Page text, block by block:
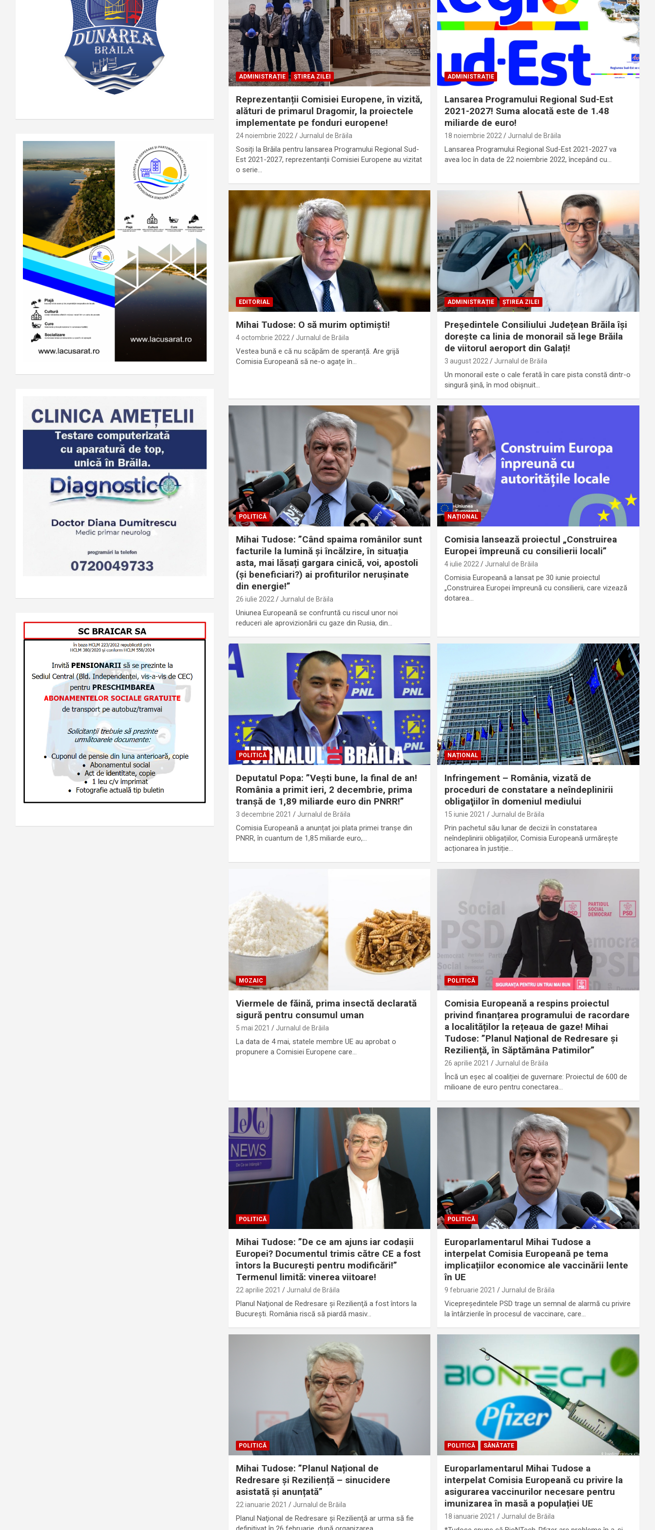
ADMINISTRAȚIE ȘTIREA ZILEI
Reprezentanții Comisiei Europene, în vizită,
alături de primarul Dragomir, la proiectele
implementate pe fonduri europene!
24 noiembrie 2022 Jurnalul de Brăila
Sosiți la Brăila pentru lansarea Programului Regional Sud-
Est 2021-2027, reprezentanții Comisiei Europene au vizitat
o serie…
ADMINISTRAȚIE
Lansarea Programului Regional Sud-Est
2021-2027! Suma alocată este de 1.48
miliarde de euro!
18 noiembrie 2022 Jurnalul de Brăila
Lansarea Programului Regional Sud-Est 2021-2027 va
avea loc în data de 22 noiembrie 2022, începând cu…
EDITORIAL
Mihai Tudose: O să murim optimiști!
4 octombrie 2022 Jurnalul de Brăila
Vestea bună e că nu scăpăm de speranță. Are grijă
Comisia Europeană să ne-o agațe în…
ADMINISTRAȚIE ȘTIREA ZILEI
Președintele Consiliului Județean Brăila își
dorește ca linia de monorail să lege Brăila
de viitorul aeroport din Galați!
3 august 2022 Jurnalul de Brăila
Un monorail este o cale ferată în care pista constă dintr-o
singură șină, în mod obișnuit…
POLITICĂ
Mihai Tudose: ”Când spaima românilor sunt
facturile la lumină și încălzire, în situația
asta, mai lăsați gargara cinică, voi, apostoli
(și beneficiari?) ai profiturilor nerușinate
din energie!”
26 iulie 2022 Jurnalul de Brăila
Uniunea Europeană se confruntă cu riscul unor noi
reduceri ale aprovizionării cu gaze din Rusia, din…
NAȚIONAL
Comisia lansează proiectul „Construirea
Europei împreună cu consilierii locali”
4 iulie 2022 Jurnalul de Brăila
Comisia Europeană a lansat pe 30 iunie proiectul
„Construirea Europei împreună cu consilierii, care vizează
dotarea…
POLITICĂ
Deputatul Popa: ”Vești bune, la final de an!
România a primit ieri, 2 decembrie, prima
tranșă de 1,89 miliarde euro din PNRR!”
3 decembrie 2021 Jurnalul de Brăila
Comisia Europeană a anunțat joi plata primei tranșe din
PNRR, în cuantum de 1,85 miliarde euro,…
NAȚIONAL
Infringement – România, vizată de
proceduri de constatare a neîndeplinirii
obligaţiilor în domeniul mediului
15 iunie 2021 Jurnalul de Brăila
Prin pachetul său lunar de decizii în constatarea
neîndeplinirii obligațiilor, Comisia Europeană urmărește
acționarea în justiție…
MOZAIC
Viermele de făină, prima insectă declarată
sigură pentru consumul uman
5 mai 2021 Jurnalul de Brăila
La data de 4 mai, statele membre UE au aprobat o
propunere a Comisiei Europene care…
POLITICĂ
Comisia Europeană a respins proiectul
privind finanțarea programului de racordare
a localităților la rețeaua de gaze! Mihai
Tudose: ”Planul Național de Redresare și
Reziliență, în Săptămâna Patimilor”
26 aprilie 2021 Jurnalul de Brăila
Încă un eșec al coaliției de guvernare: Proiectul de 600 de
milioane de euro pentru conectarea…
POLITICĂ
Mihai Tudose: ”De ce am ajuns iar codaşii
Europei? Documentul trimis către CE a fost
întors la Bucureşti pentru modificări!”
Termenul limită: vinerea viitoare!
22 aprilie 2021 Jurnalul de Brăila
Planul Naţional de Redresare şi Rezilienţă a fost întors la
Bucureşti. România riscă să piardă masiv…
POLITICĂ
Europarlamentarul Mihai Tudose a
interpelat Comisia Europeană pe tema
implicațiilor economice ale vaccinării lente
în UE
9 februarie 2021 Jurnalul de Brăila
Vicepreședintele PSD trage un semnal de alarmă cu privire
la întârzierile în procesul de vaccinare, care…
POLITICĂ
Mihai Tudose: ”Planul Național de
Redresare și Reziliență – sinucidere
asistată și anunțată”
22 ianuarie 2021 Jurnalul de Brăila
Planul Naţional de Redresare şi Rezilienţă ar urma să fie
POLITICĂ SĂNĂTATE
Europarlamentarul Mihai Tudose a
interpelat Comisia Europeană cu privire la
asigurarea vaccinurilor necesare pentru
imunizarea în masă a populației UE
18 ianuarie 2021 Jurnalul de Brăila